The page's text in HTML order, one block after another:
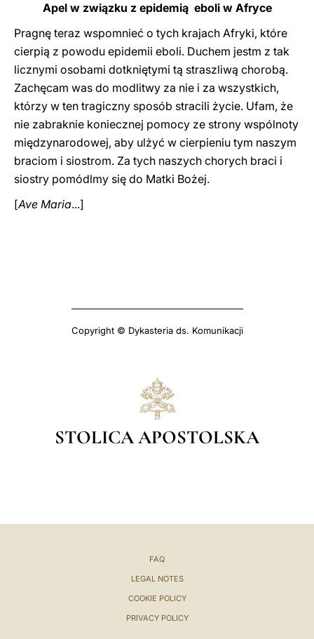
Apel w związku z epidemią eboli w Afryce
Pragnę teraz wspomnieć o tych krajach Afryki, które
cierpią z powodu epidemii eboli. Duchem jestm z tak
licznymi osobami dotkniętymi tą straszliwą chorobą.
Zachęcam was do modlitwy za nie i za wszystkich,
którzy w ten tragiczny sposób stracili życie. Ufam, że
nie zabraknie koniecznej pomocy ze strony wspólnoty
międzynarodowej, aby ulżyć w cierpieniu tym naszym
braciom i siostrom. Za tych naszych chorych braci i
siostry pomódlmy się do Matki Bożej.
[Ave Maria...]
Copyright © Dykasteria ds. Komunikacji
STOLICA APOSTOLSKA
FAQ
LEGAL NOTES
COOKIE POLICY
PRIVACY POLICY